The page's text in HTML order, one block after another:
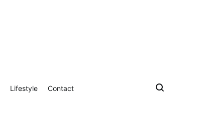
Lifestyle Contact